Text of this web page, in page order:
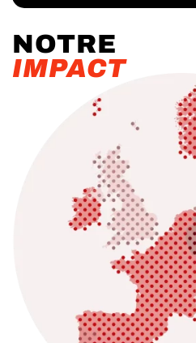
NOTRE
IMPACT